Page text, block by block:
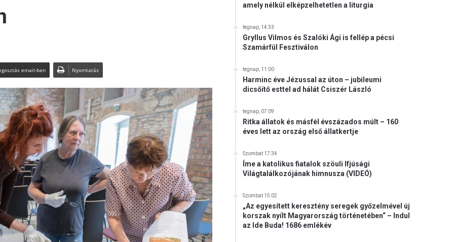
email-ben Nyomtatás
amely nélkül elképzelhetetlen a liturgia
tegnap, 14:33
Gryllus Vilmos és Szalóki Ági is fellép a pécsi
Szamárfül Fesztiválon
tegnap, 11:00
Harminc éve Jézussal az úton – jubileumi
dicsőítő esttel ad hálát Csiszér László
tegnap, 07:09
Ritka állatok és másfél évszázados múlt – 160
éves lett az ország első állatkertje
Szombat 17:34
Íme a katolikus fiatalok szöuli Ifjúsági
Világtalálkozójának himnusza (VIDEÓ)
Szombat 15:02
„Az egyesített keresztény seregek győzelmével új
korszak nyílt Magyarország történetében“ – Indul
az Ide Buda! 1686 emlékév